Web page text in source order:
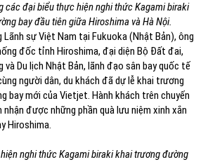
các đại biểu thực hiện nghi thức Kagami biraki
bay đầu tiên giữa Hiroshima và Hà Nội.
Lãnh sự Việt Nam tại Fukuoka (Nhật Bản), ông
đốc tỉnh Hiroshima, đại diện Bộ Đất đai,
và Du lịch Nhật Bản, lãnh đạo sân bay quốc tế
người dân, du khách đã dự lễ khai trương
bay mới của Vietjet. Hành khách trên chuyến
được những phần quà lưu niệm xinh xắn
Hiroshima.
nghi thức Kagami biraki khai trương đường